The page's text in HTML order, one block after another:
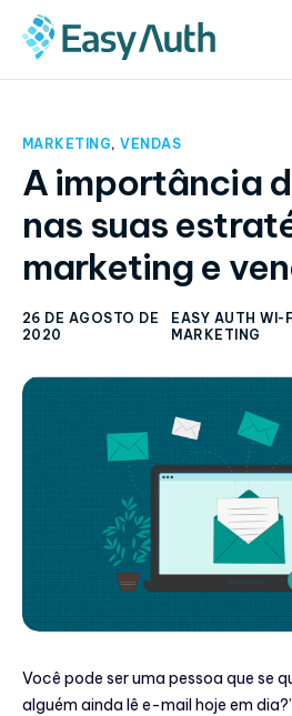
Início
Blog
Fale conosco
MARKETING,VENDAS
A importância
nas suas
marketing e
26 DE AGOSTO DE
2020
EASY AUTH WI-
MARKETING
Você pode ser uma pessoa que se
alguém ainda lê e-mail hoje em